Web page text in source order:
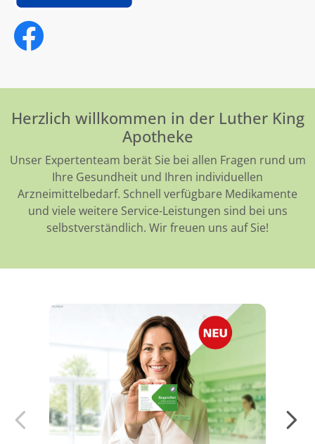
Herzlich willkommen in der Luther King
Apotheke
Unser Expertenteam berät Sie bei allen Fragen rund um
Ihre Gesundheit und Ihren individuellen
Arzneimittelbedarf. Schnell verfügbare Medikamente
und viele weitere Service-Leistungen sind bei uns
selbstverständlich. Wir freuen uns auf Sie!
Endlich da! Die LINDA Eigenmarke:
Arzneimittel von der Apothekenmarke, der
Sie vertrauen.
Mehr erfahren